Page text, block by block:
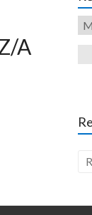
A